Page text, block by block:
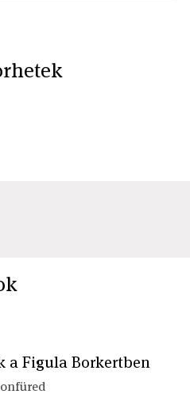
a Figula Borkertben